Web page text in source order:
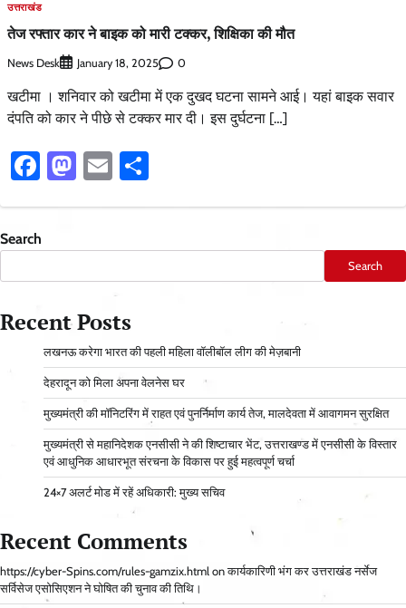
उत्तराखंड
तेज रफ्तार कार ने बाइक को मारी टक्कर, शिक्षिका की मौत
News Desk January 18, 2025 0
खटीमा । शनिवार को खटीमा में एक दुखद घटना सामने आई। यहां बाइक सवार
दंपति को कार ने पीछे से टक्कर मार दी। इस दुर्घटना […]
Facebook
Mastodon
Email
Search
Search
Recent Posts
लखनऊ करेगा भारत की पहली महिला वॉलीबॉल लीग की मेज़बानी
देहरादून को मिला अपना वेलनेस घर
मुख्यमंत्री की मॉनिटरिंग में राहत एवं पुनर्निर्माण कार्य तेज, मालदेवता में आवागमन सुरक्षित
मुख्यमंत्री से महानिदेशक एनसीसी ने की शिष्टाचार भेंट, उत्तराखण्ड में एनसीसी के विस्तार
एवं आधुनिक आधारभूत संरचना के विकास पर हुई महत्वपूर्ण चर्चा
24×7 अलर्ट मोड में रहें अधिकारी: मुख्य सचिव
Recent Comments
https://cyber-Spins.com/rules-gamzix.html onकार्यकारिणी भंग कर उत्तराखंड नर्सेज
सर्विसेज एसोसिएशन ने घोषित की चुनाव की तिथि।